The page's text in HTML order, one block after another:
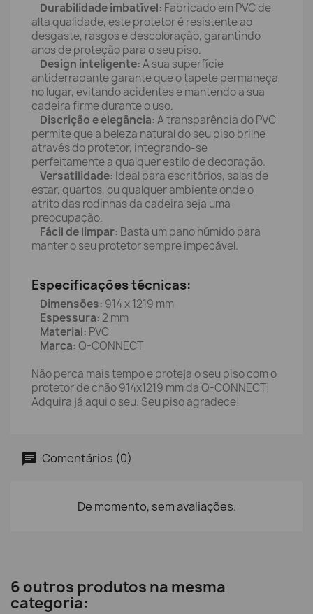
Durabilidade imbatível: Fabricado em PVC de
alta qualidade, este protetor é resistente ao
desgaste, rasgos e descoloração, garantindo
anos de proteção para o seu piso.
Design inteligente:A sua superfície
antiderrapante garante que o tapete permaneça
no lugar, evitando acidentes e mantendo a sua
cadeira firme durante o uso.
Discrição e elegância:A transparência do PVC
permite que a beleza natural do seu piso brilhe
através do protetor, integrando-se
perfeitamente a qualquer estilo de decoração.
Versatilidade: Ideal para escritórios, salas de
estar, quartos, ou qualquer ambiente onde o
atrito das rodinhas da cadeira seja uma
preocupação.
Fácil de limpar: Basta um pano húmido para
manter o seu protetor sempre impecável.
Especificações técnicas:
Dimensões: 914 x 1219 mm
Espessura: 2 mm
Material: PVC
Marca:Q-CONNECT
Não perca mais tempo e proteja o seu piso com o
protetor de chão 914x1219 mm da Q-CONNECT!
Adquira já aqui o seu. Seu piso agradece!
Comentários (0)
De momento, sem avaliações.
6 outros produtos na mesma
categoria: